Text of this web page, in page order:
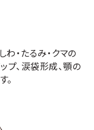
・たるみ・クマの
プ、涙袋形成、顎の
。